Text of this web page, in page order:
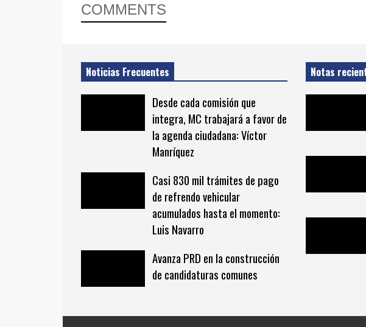
COMMENTS
Noticias Frecuentes
Desde cada comisión que
integra, MC trabajará a favor de
la agenda ciudadana: Víctor
Manríquez
Casi 830 mil trámites de pago
de refrendo vehicular
acumulados hasta el momento:
Luis Navarro
Avanza PRD en la construcción
de candidaturas comunes
Notas